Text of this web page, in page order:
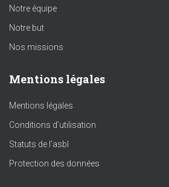
Notre équipe
Notre but
Nos missions
Mentions légales
Mentions légales
Conditions d’utilisation
Statuts de l’asbl
Protection des données